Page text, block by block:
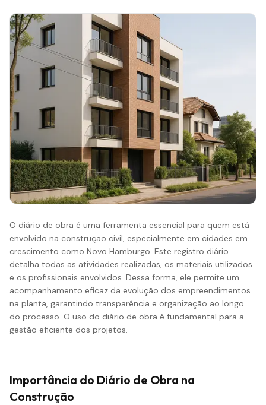
O diário de obra é uma ferramenta essencial para quem está
envolvido na construção civil, especialmente em cidades em
crescimento como Novo Hamburgo. Este registro diário
detalha todas as atividades realizadas, os materiais utilizados
e os profissionais envolvidos. Dessa forma, ele permite um
acompanhamento eficaz da evolução dos empreendimentos
na planta, garantindo transparência e organização ao longo
do processo. O uso do diário de obra é fundamental para a
gestão eficiente dos projetos.
Importância do Diário de Obra na
Construção